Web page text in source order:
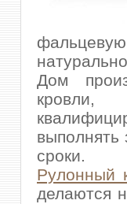
Дом
выполнять
сроки.
Рулонный
делаются